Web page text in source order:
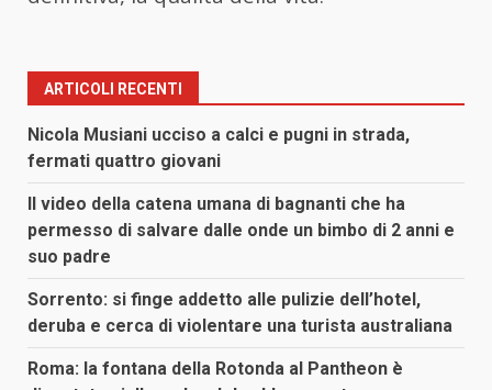
ARTICOLI RECENTI
Nicola Musiani ucciso a calci e pugni in strada,
fermati quattro giovani
Il video della catena umana di bagnanti che ha
permesso di salvare dalle onde un bimbo di 2 anni e
suo padre
Sorrento: si finge addetto alle pulizie dell’hotel,
deruba e cerca di violentare una turista australiana
Roma: la fontana della Rotonda al Pantheon è